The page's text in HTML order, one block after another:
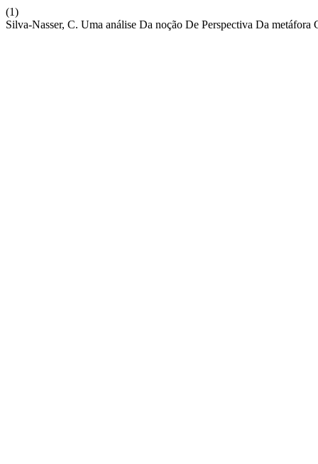
(1)
Silva-Nasser, C. Uma análise Da noção De Perspectiva Da